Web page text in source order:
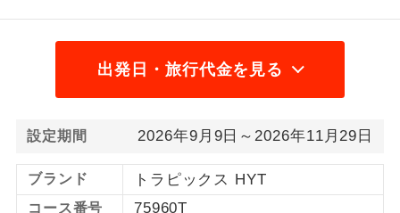
出発日・旅行代金を見る
設定期間 2026年9月9日～2026年11月29日
ブランド トラピックス HYT
コース番号 75960T
スです。
1名様1室同代
1名様1室利用でも追加料金がかからない
コースです。
ご夫婦限定
す。
女性限定
女性限定でご参加いただけるコースで
す。